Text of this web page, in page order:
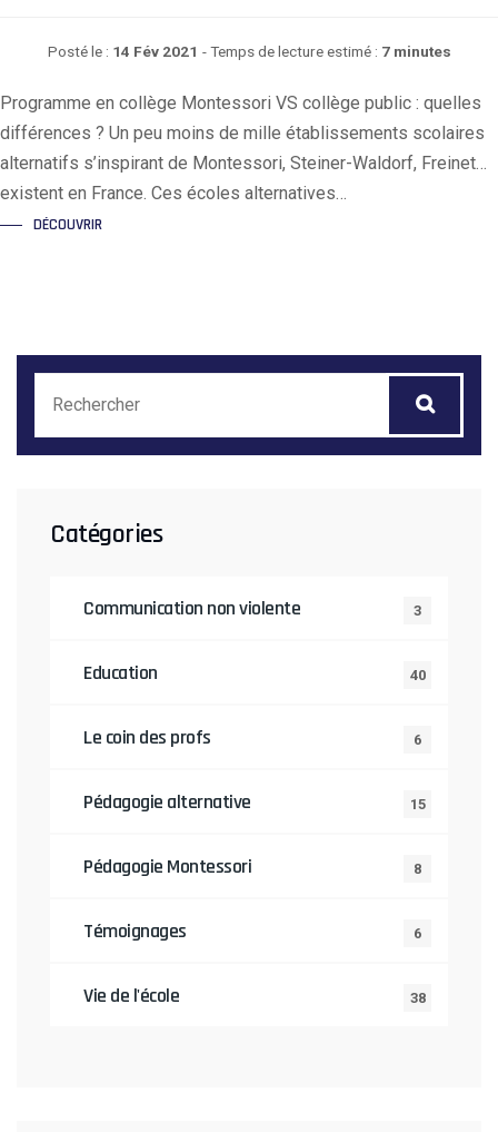
Posté le : 14 Fév 2021 - Temps de lecture estimé : 7 minutes
Programme en collège Montessori VS collège public : quelles
différences ? Un peu moins de mille établissements scolaires
alternatifs s’inspirant de Montessori, Steiner-Waldorf, Freinet…
existent en France. Ces écoles alternatives…
DÉCOUVRIR
Catégories
Communication non violente 3
Education 40
Le coin des profs 6
Pédagogie alternative 15
Pédagogie Montessori 8
Témoignages 6
Vie de l'école 38